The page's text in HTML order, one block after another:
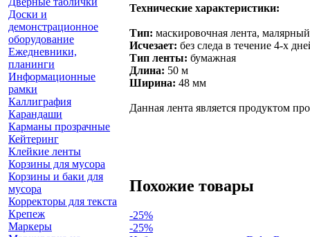
Доски и
демонстрационное
оборудование
Ежедневники,
планинги
Информационные
рамки
Каллиграфия
Карандаши
Карманы прозрачные
Кейтеринг
Клейкие ленты
Корзины для мусора
Корзины и баки для
мусора
Корректоры для текста
Крепеж
Маркеры
Технические характеристики:
Тип: маскировочная лента,
Исчезает: без следа в течение 4-х
Тип ленты: бумажная
Длина: 50 м
Ширина: 48 мм
Данная лента является продуктом
Похожие товары
-25%
-25%